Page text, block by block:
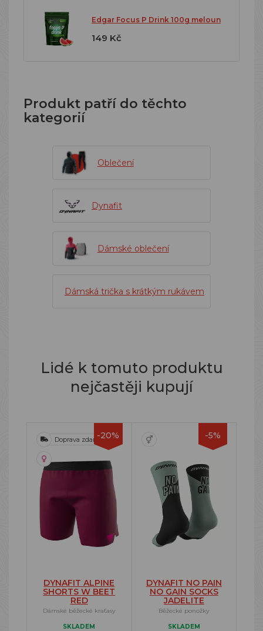
Edgar Focus P Drink 100g meloun
149 Kč
Produkt patří do těchto
kategorií
Oblečení
Dynafit
Dámské oblečení
Dámská trička s krátkým rukávem
Lidé k tomuto produktu
nejčastěji kupují
-20%
Doprava zdarma
DYNAFIT ALPINE
SHORTS W BEET
RED
Dámské běžecké kraťasy
SKLADEM
-5%
DYNAFIT NO PAIN
NO GAIN SOCKS
JADELITE
Běžecké ponožky
SKLADEM